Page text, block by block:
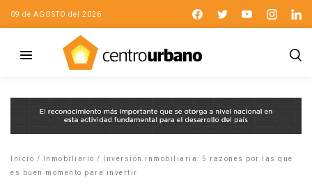
09 de AGOSTO del 2026
Inicio / Inmobiliario /
Inversión inmobiliaria: 5 razones por las que
es buen momento para invertir